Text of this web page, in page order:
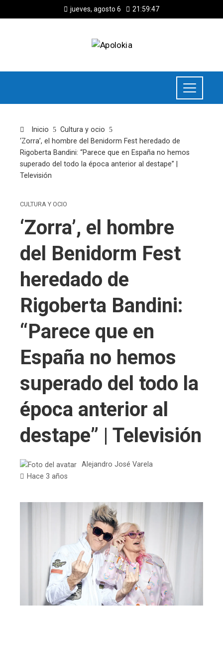
jueves, agosto 6 21:59:48
Inicio
Cultura y ocio
‘Zorra’, el hombre del Benidorm Fest heredado de
Rigoberta Bandini: “Parece que en España no hemos
superado del todo la época anterior al destape” |
Televisión
CULTURA Y OCIO
‘Zorra’, el hombre
del Benidorm Fest
heredado de
Rigoberta Bandini:
“Parece que en
España no hemos
superado del todo la
época anterior al
destape” | Televisión
Alejandro José Varela
Hace 3 años